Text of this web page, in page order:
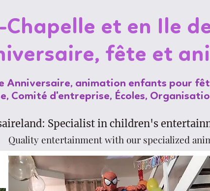
Chapelle et en Ile
fête et
Anniversaire, animation enfants pour
Comité d'entreprise, Écoles,
Specialist in children's
Quality entertainment with our specialized